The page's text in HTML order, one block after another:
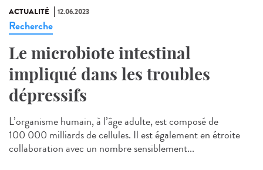
ACTUALITÉ 12.06.2023
Recherche
Le microbiote intestinal
impliqué dans les troubles
dépressifs
L’organisme humain, à l’âge adulte, est composé de
100 000 milliards de cellules. Il est également en étroite
collaboration avec un nombre sensiblement...